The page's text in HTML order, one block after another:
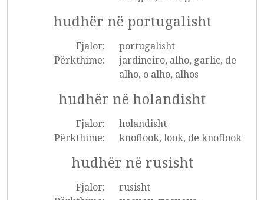
hudhër në portugalisht
Fjalor:
portugalisht
Përkthime:
jardineiro, alho, garlic, de
alho, o alho, alhos
hudhër në holandisht
Fjalor:
holandisht
Përkthime:
knoflook, look, de knoflook
hudhër në rusisht
Fjalor:
rusisht